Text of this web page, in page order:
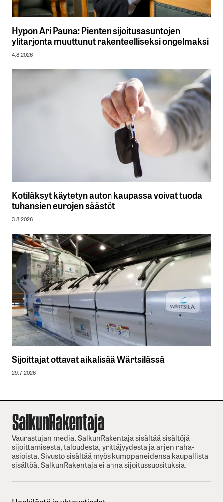
Hypon Ari Pauna: Pienten sijoitusasuntojen
ylitarjonta muuttunut rakenteelliseksi ongelmaksi
4.8.2026
Kotiläksyt käytetyn auton kaupassa voivat tuoda
tuhansien eurojen säästöt
3.8.2026
Sijoittajat ottavat aikalisää Wärtsilässä
29.7.2026
Vaurastujan media. SalkunRakentaja sisältää sisältöjä
sijoittamisesta, taloudesta, yrittäjyydesta ja arjen raha-
asioista. Sivusto sisältää myös kumppaneidensa kaupallista
sisältöä. SalkunRakentaja ei anna sijoitussuosituksia.